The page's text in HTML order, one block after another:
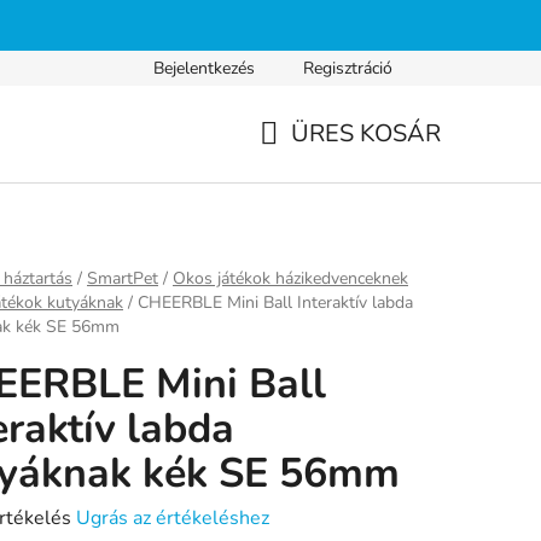
Gyakran ismételt kérdések Adatvédelmi nyilatkozat
Bejelentkezés Regisztráció
ÜRES KOSÁR
/ SmartPet / Okos játékok házikedvenceknek
kutyáknak / CHEERBLE Mini Ball Interaktív labda
kék SE 56mm
Mini Ball
labda
kék SE 56mm
Ugrás az értékeléshez